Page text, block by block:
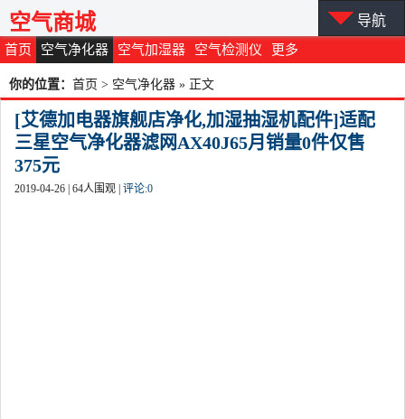
首页 空气净化器 空气加湿器 空气检测仪 更多
空气商城 导航
你的位置： 首页 > 空气净化器 » 正文
[艾德加电器旗舰店净化,加湿抽湿机配件]适配
三星空气净化器滤网AX40J65月销量0件仅售
375元
2019-04-26 | 64人围观 | 评论:0